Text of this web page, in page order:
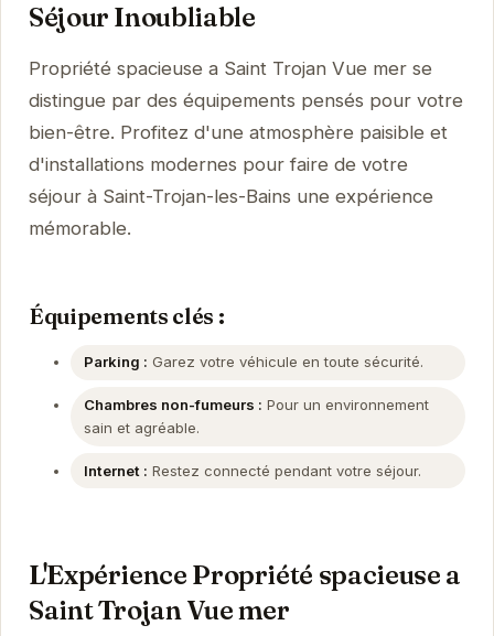
Séjour Inoubliable
Propriété spacieuse a Saint Trojan Vue mer se
distingue par des équipements pensés pour votre
bien-être. Profitez d'une atmosphère paisible et
d'installations modernes pour faire de votre
séjour à Saint-Trojan-les-Bains une expérience
mémorable.
Équipements clés :
Parking : Garez votre véhicule en toute sécurité.
Chambres non-fumeurs : Pour un environnement
sain et agréable.
Internet : Restez connecté pendant votre séjour.
L'Expérience Propriété spacieuse a
Saint Trojan Vue mer